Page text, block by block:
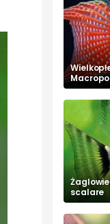
scalare